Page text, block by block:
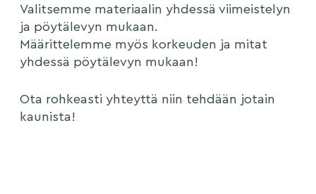
Valitsemme materiaalin yhdessä viimeistelyn
ja pöytälevyn mukaan.
Määrittelemme myös korkeuden ja mitat
yhdessä pöytälevyn mukaan!
Ota rohkeasti yhteyttä niin tehdään jotain
kaunista!